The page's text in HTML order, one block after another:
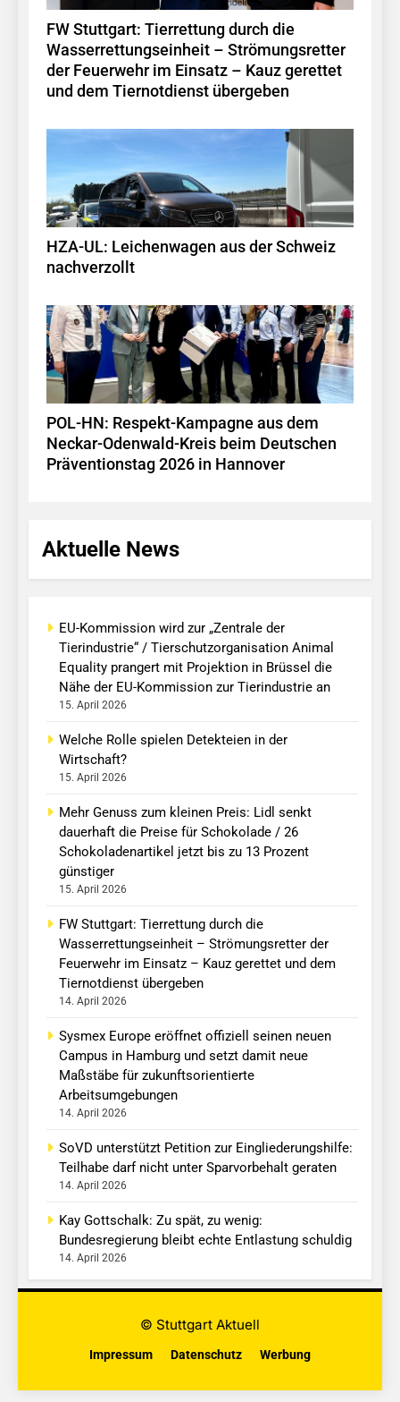
FW Stuttgart: Tierrettung durch die
Wasserrettungseinheit – Strömungsretter
der Feuerwehr im Einsatz – Kauz gerettet
und dem Tiernotdienst übergeben
HZA-UL: Leichenwagen aus der Schweiz
nachverzollt
POL-HN: Respekt-Kampagne aus dem
Neckar-Odenwald-Kreis beim Deutschen
Präventionstag 2026 in Hannover
Aktuelle News
EU-Kommission wird zur „Zentrale der
Tierindustrie“ / Tierschutzorganisation Animal
Equality prangert mit Projektion in Brüssel die
Nähe der EU-Kommission zur Tierindustrie an
15. April 2026
Welche Rolle spielen Detekteien in der
Wirtschaft?
15. April 2026
Mehr Genuss zum kleinen Preis: Lidl senkt
dauerhaft die Preise für Schokolade / 26
Schokoladenartikel jetzt bis zu 13 Prozent
günstiger
15. April 2026
FW Stuttgart: Tierrettung durch die
Wasserrettungseinheit – Strömungsretter der
Feuerwehr im Einsatz – Kauz gerettet und dem
Tiernotdienst übergeben
14. April 2026
Sysmex Europe eröffnet offiziell seinen neuen
Campus in Hamburg und setzt damit neue
Maßstäbe für zukunftsorientierte
Arbeitsumgebungen
14. April 2026
SoVD unterstützt Petition zur Eingliederungshilfe:
Teilhabe darf nicht unter Sparvorbehalt geraten
14. April 2026
Kay Gottschalk: Zu spät, zu wenig:
Bundesregierung bleibt echte Entlastung schuldig
14. April 2026
© Stuttgart Aktuell
Impressum Datenschutz Werbung